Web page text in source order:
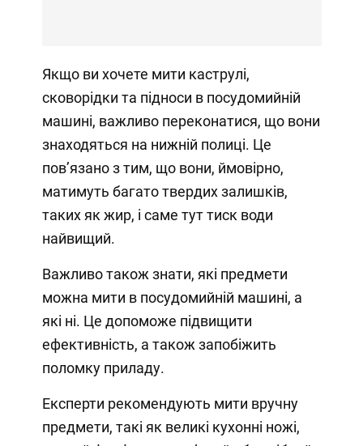
Якщо ви хочете мити каструлі,
сковорідки та підноси в посудомийній
машині, важливо переконатися, що вони
знаходяться на нижній полиці. Це
пов’язано з тим, що вони, ймовірно,
матимуть багато твердих залишків,
таких як жир, і саме тут тиск води
найвищий.
Важливо також знати, які предмети
можна мити в посудомийній машині, а
які ні. Це допоможе підвищити
ефективність, а також запобіжить
поломку приладу.
Експерти рекомендують мити вручну
предмети, такі як великі кухонні ножі,